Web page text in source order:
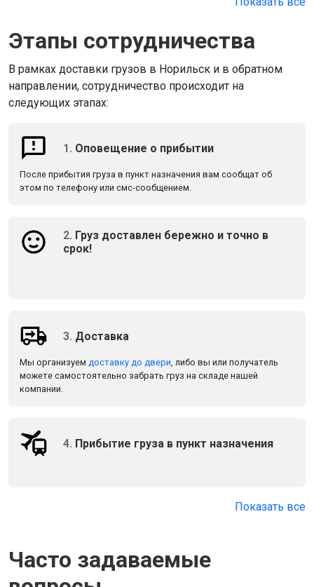
Этапы сотрудничества
В рамках доставки грузов в Норильск и в обратном
направлении, сотрудничество происходит на
следующих этапах:
1. Оповещение о прибытии
После прибытия груза в пункт назначения вам сообщат об
этом по телефону или смс-сообщением.
2. Груз доставлен бережно и точно в
срок!
3. Доставка
Мы организуем доставку до двери, либо вы или получатель
можете самостоятельно забрать груз на складе нашей
компании.
4. Прибытие груза в пункт назначения
Показать все
Часто задаваемые